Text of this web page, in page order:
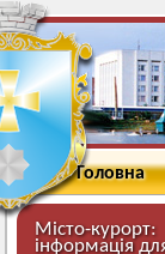
Головна
Місто-курорт:
інформація